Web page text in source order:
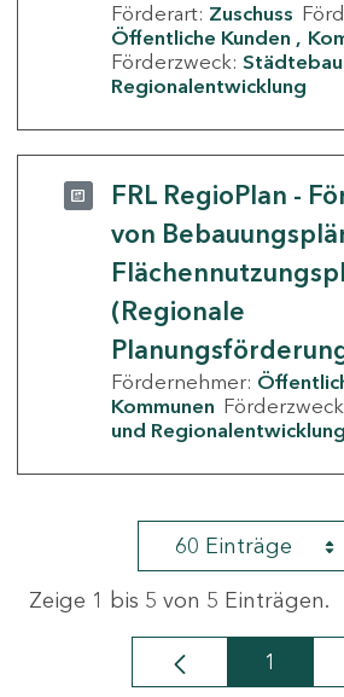
Förderart: Zuschuss
Öffentliche Kunden
Förderzweck:
Regionalentwicklung
FRL RegioPlan -
von
(Regionale
Fördernehmer:
Kommunen
und Regionalentwicklung
60 Einträge
Zeige 1 bis 5 von 5 Einträgen.
Seite
1